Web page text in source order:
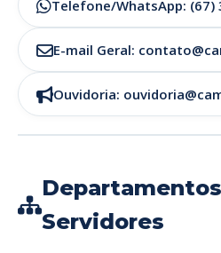
Telefone/WhatsApp: (67)
E-mail Geral:
Ouvidoria:
Servidores